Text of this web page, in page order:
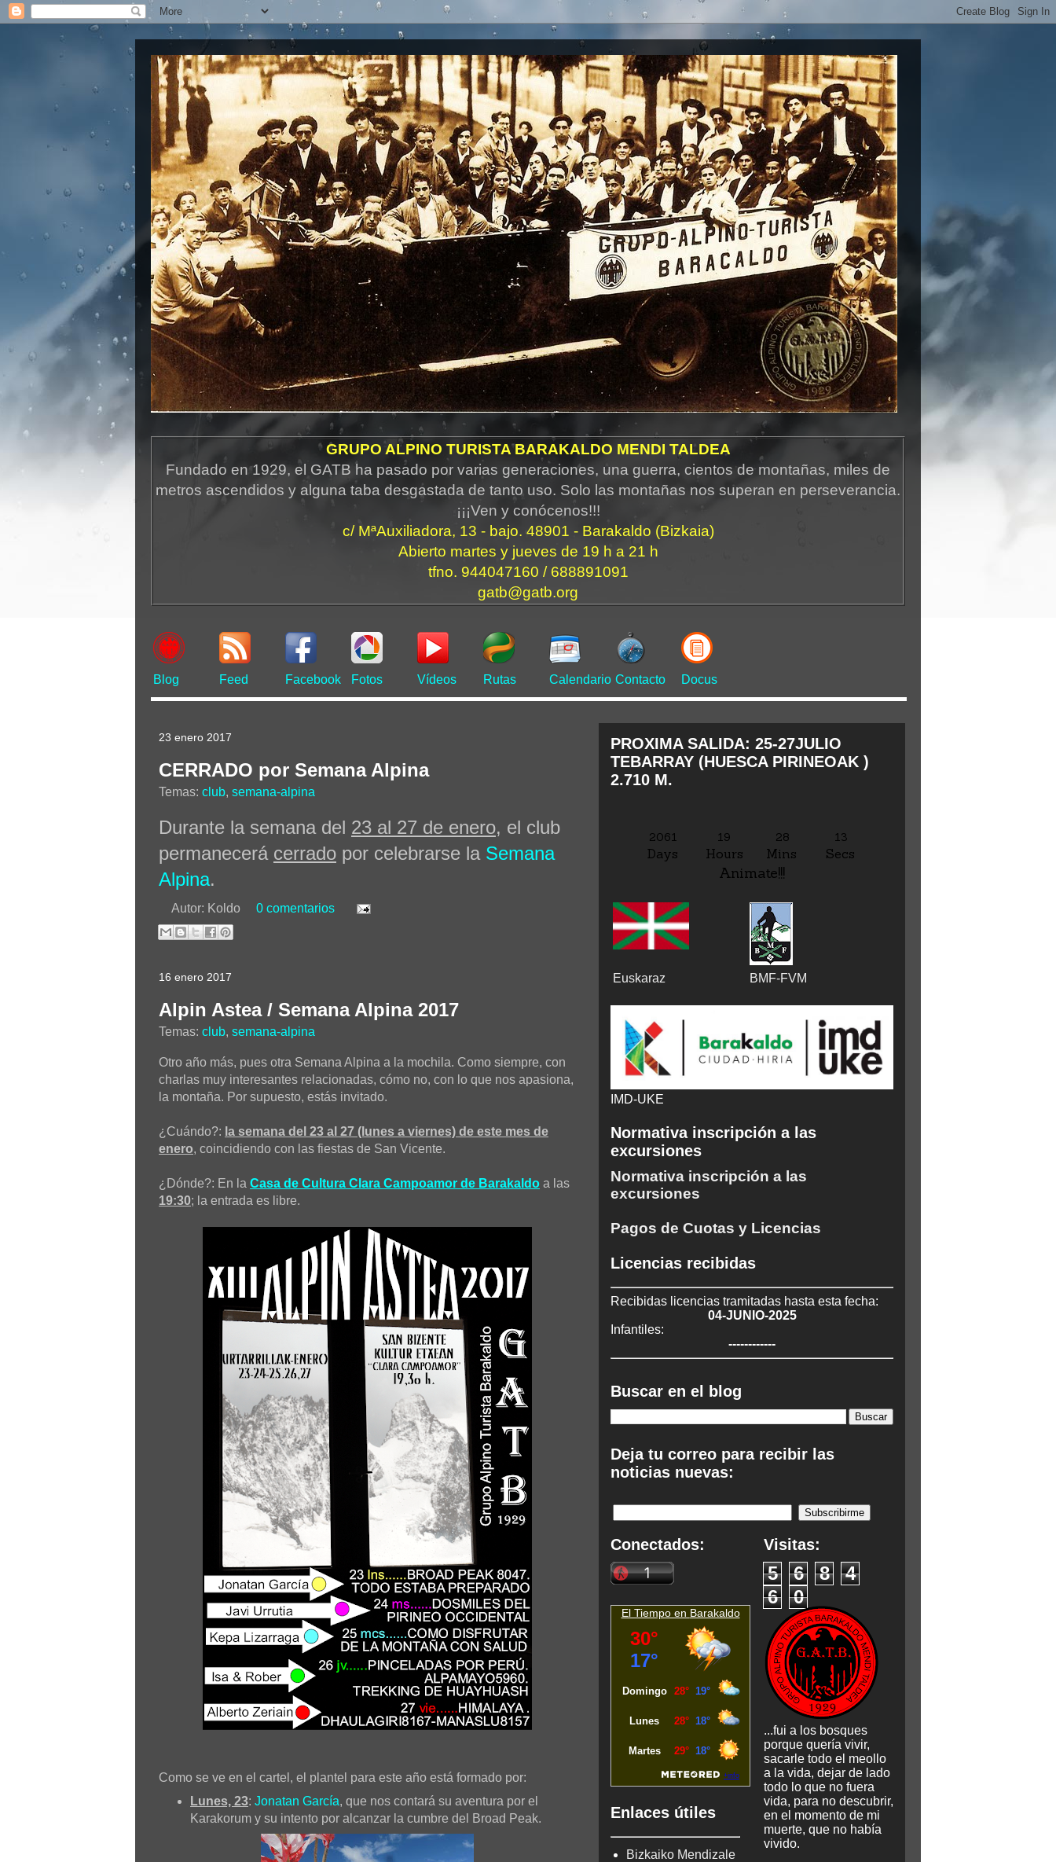
GRUPO ALPINO TURISTA BARAKALDO MENDI TALDEA
Fundado en 1929, el GATB ha pasado por varias generaciones, una guerra, cientos de montañas, miles de
metros ascendidos y alguna taba desgastada de tanto uso. Solo las montañas nos superan en perseverancia.
¡¡¡Ven y conócenos!!!
c/ MªAuxiliadora, 13 - bajo. 48901 - Barakaldo (Bizkaia)
Abierto martes y jueves de 19 h a 21 h
tfno. 944047160 / 688891091
gatb@gatb.org
Blog Feed Facebook Fotos Vídeos Rutas Calendario Contacto Docus
23 enero 2017
CERRADO por Semana Alpina
Temas: club, semana-alpina
Durante la semana del 23 al 27 de enero, el club
permanecerá cerrado por celebrarse la Semana
Alpina.
Autor: Koldo 0 comentarios
16 enero 2017
Alpin Astea / Semana Alpina 2017
Temas: club, semana-alpina
Otro año más, pues otra Semana Alpina a la mochila. Como siempre, con
charlas muy interesantes relacionadas, cómo no, con lo que nos apasiona,
la montaña. Por supuesto, estás invitado.
¿Cuándo?: la semana del 23 al 27 (lunes a viernes) de este mes de
enero, coincidiendo con las fiestas de San Vicente.
¿Dónde?: En la Casa de Cultura Clara Campoamor de Barakaldo a las
19:30; la entrada es libre.
Como se ve en el cartel, el plantel para este año está formado por:
Lunes, 23: Jonatan García, que nos contará su aventura por el
Karakorum y su intento por alcanzar la cumbre del Broad Peak.
PROXIMA SALIDA: 25-27JULIO
TEBARRAY (HUESCA PIRINEOAK )
2.710 M.
2061 19 28 15
Secs
Mins
Hours
Days
Animate!!!
Euskaraz BMF-FVM
IMD-UKE
Normativa inscripción a las
excursiones
Normativa inscripción a las
excursiones
Pagos de Cuotas y Licencias
Licencias recibidas
Recibidas licencias tramitadas hasta esta fecha:
04-JUNIO-2025
Infantiles:
------------
Buscar en el blog
Deja tu correo para recibir las
noticias nuevas:
Conectados:
El Tiempo en Barakaldo
Enlaces útiles
Bizkaiko Mendizale
Visitas:
5 6 8
4
6
0
...fui a los bosques
porque quería vivir,
sacarle todo el meollo
a la vida, dejar de lado
todo lo que no fuera
vida, para no descubrir,
en el momento de mi
muerte, que no había
vivido.